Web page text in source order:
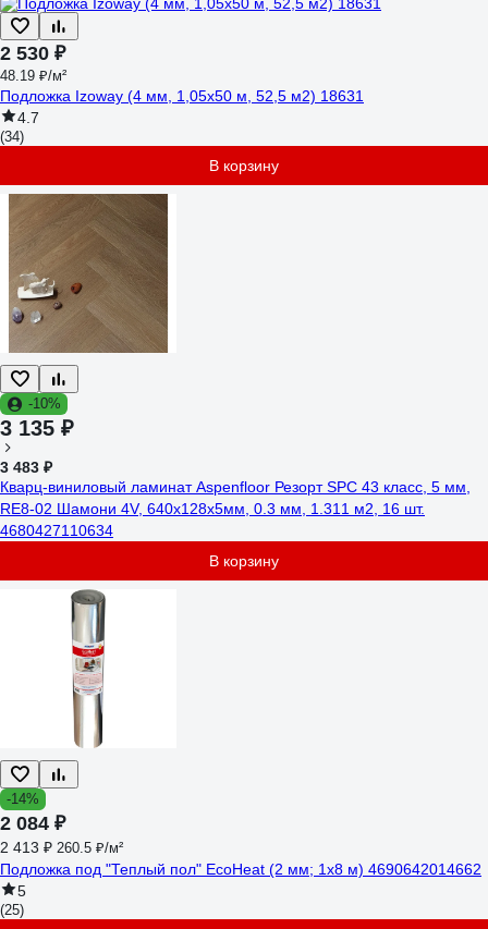
2 530 ₽
48.19 ₽/м²
Подложка Izoway (4 мм, 1,05x50 м, 52,5 м2) 18631
4.7
(34)
В корзину
-10%
3 135 ₽
3 483 ₽
Кварц-виниловый ламинат Aspenfloor Резорт SPC 43 класс, 5 мм,
RE8-02 Шамони 4V, 640x128x5мм, 0.3 мм, 1.311 м2, 16 шт.
4680427110634
В корзину
-14%
2 084 ₽
2 413 ₽ 260.5 ₽/м²
Подложка под "Теплый пол" EcoHeat (2 мм; 1x8 м) 4690642014662
5
(25)